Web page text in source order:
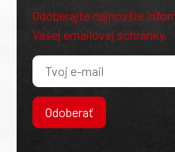
Odoberajte najnovšie
Vašej emailovej schránky.
Odoberať